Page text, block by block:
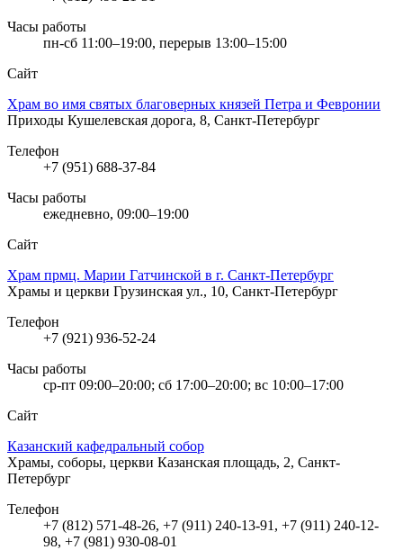
Часы работы
пн-сб 11:00–19:00, перерыв 13:00–15:00
Сайт
Храм во имя святых благоверных князей Петра и Февронии
Приходы Кушелевская дорога, 8, Санкт-Петербург
Телефон
+7 (951) 688-37-84
Часы работы
ежедневно, 09:00–19:00
Сайт
Храм прмц. Марии Гатчинской в г. Санкт-Петербург
Храмы и церкви Грузинская ул., 10, Санкт-Петербург
Телефон
+7 (921) 936-52-24
Часы работы
ср-пт 09:00–20:00; сб 17:00–20:00; вс 10:00–17:00
Сайт
Казанский кафедральный собор
Храмы, соборы, церкви Казанская площадь, 2, Санкт-
Петербург
Телефон
+7 (812) 571-48-26, +7 (911) 240-13-91, +7 (911) 240-12-
98, +7 (981) 930-08-01